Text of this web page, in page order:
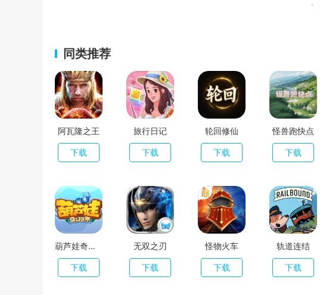
同类推荐
阿瓦隆之王
下载
旅行日记
下载
轮回修仙
下载
怪兽跑快点
下载
葫芦娃奇幻世界
下载
无双之刃
下载
怪物火车
下载
轨道连结
下载